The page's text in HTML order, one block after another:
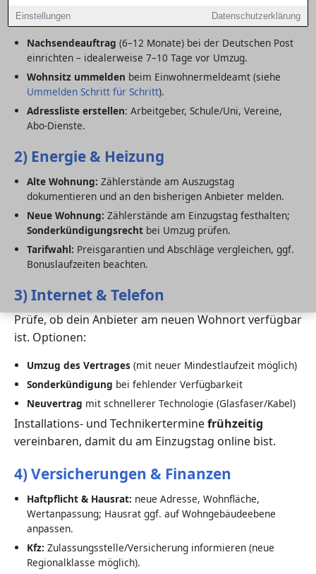
Einstellungen Datenschutzerklärung
1) Post & Meldeadresse
Nachsendeauftrag (6–12 Monate) bei der Deutschen Post
einrichten – idealerweise 7–10 Tage vor Umzug.
Wohnsitz ummelden beim Einwohnermeldeamt (siehe
Ummelden Schritt für Schritt).
Adressliste erstellen: Arbeitgeber, Schule/Uni, Vereine,
Abo-Dienste.
2) Energie & Heizung
Alte Wohnung: Zählerstände am Auszugstag
dokumentieren und an den bisherigen Anbieter melden.
Neue Wohnung: Zählerstände am Einzugstag festhalten;
Sonderkündigungsrechtbei Umzug prüfen.
Tarifwahl: Preisgarantien und Abschläge vergleichen, ggf.
Bonuslaufzeiten beachten.
3) Internet & Telefon
Prüfe, ob dein Anbieter am neuen Wohnort verfügbar
ist. Optionen:
Umzug des Vertrages(mit neuer Mindestlaufzeit möglich)
Sonderkündigung bei fehlender Verfügbarkeit
Neuvertrag mit schnellerer Technologie (Glasfaser/Kabel)
Installations- und Technikerterminefrühzeitig
vereinbaren, damit du am Einzugstag online bist.
4) Versicherungen & Finanzen
Haftpflicht & Hausrat: neue Adresse, Wohnfläche,
Wertanpassung; Hausrat ggf. auf Wohngebäudeebene
anpassen.
Kfz: Zulassungsstelle/Versicherung informieren (neue
Regionalklasse möglich).